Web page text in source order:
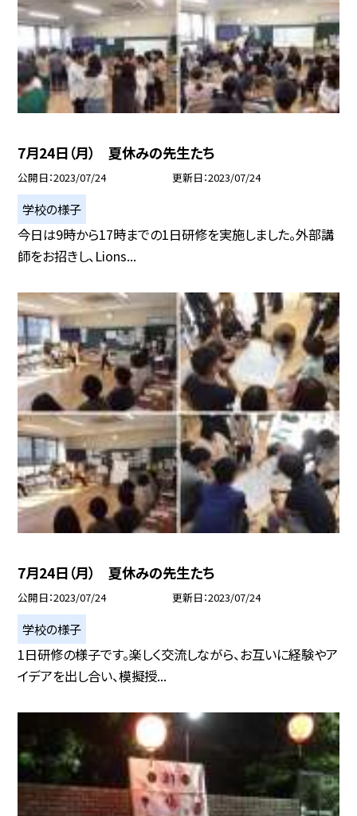
7月24日（月） 夏休みの先生たち
公開日 2023/07/24 更新日 2023/07/24
学校の様子
今日は9時から17時までの1日研修を実施しました。外部講
師をお招きし、Lions...
7月24日（月） 夏休みの先生たち
公開日 2023/07/24 更新日 2023/07/24
学校の様子
1日研修の様子です。楽しく交流しながら、お互いに経験やア
イデアを出し合い、模擬授...